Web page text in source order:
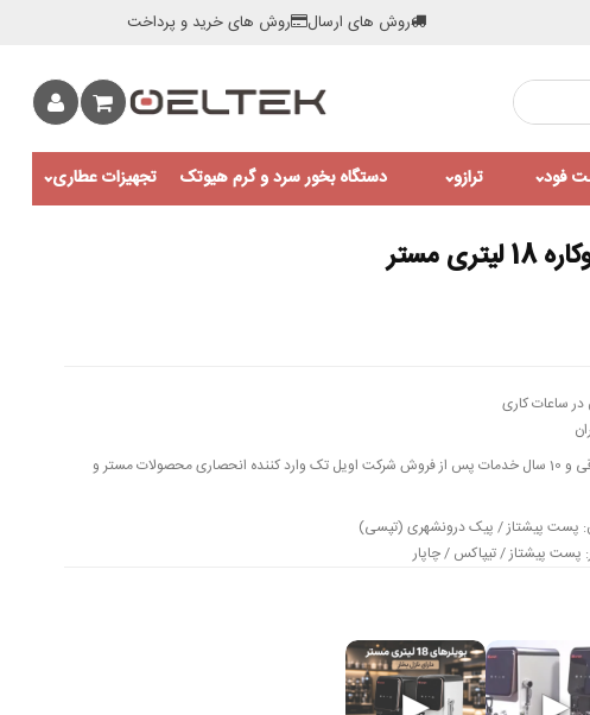
روش های ارسال روش های خرید و پرداخت
فود ترازو دستگاه بخور سرد و گرم هیوتک تجهیزات عطاری
مستر
در ساعات کاری
شش ماه ضمانت قطعات برقی و 10 سال خدمات پس از فروش شرکت اویل تک وارد کننده انحصاری محصولات مستر و
پست پیشتاز / پیک درونشهری (تپسی)
پست پیشتاز / تیپاکس / چاپار